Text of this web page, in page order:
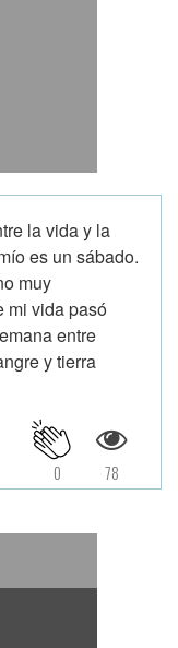
la vida y la
es un sábado.
muy
mi vida pasó
entre
y tierra
78
0